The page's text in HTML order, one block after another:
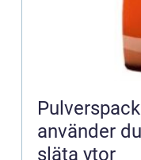
Pulverspackel så väljer
använder
släta ytor